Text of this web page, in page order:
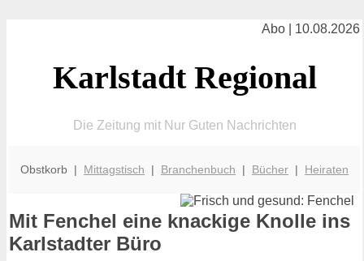
Abo | 10.08.2026
Karlstadt Regional
Die Zeitung mit Nur Guten Nachrichten
Obstkorb | Mittagstisch | Branchenbuch | Bücher | Heiraten
Mit Fenchel eine knackige Knolle ins
Karlstadter Büro